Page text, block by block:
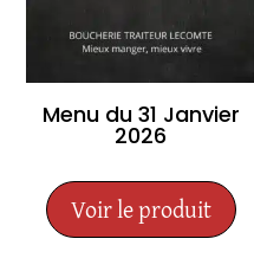
Menu du 31 Janvier
2026
Voir le produit